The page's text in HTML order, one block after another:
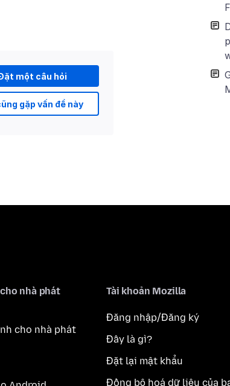
một câu hỏi
gặp vấn đề này
nhà phát
cho nhà phát
Tài khoản Mozilla
Đăng nhập/Đăng ký
Đây là gì?
Đặt lại mật khẩu
Đồng bộ hoá dữ liệu của